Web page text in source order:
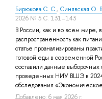
Бирюкова С. С., Синявская О.
2026 № 5 С. 131–143
В России, как и во всем мире,
распространенность как
статье проанализированы
готовой еды в современной
составили данные выборочных
проведенных НИУ ВШЭ в 2024
обследования
Добавлено: 6 мая 2026 г.